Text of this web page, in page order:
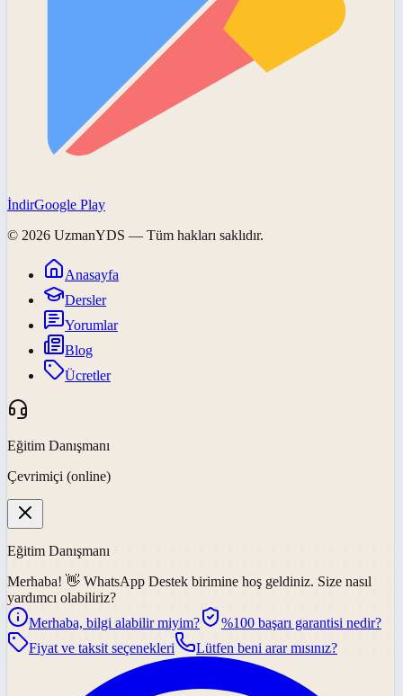
İndirGoogle Play
© 2026 UzmanYDS — Tüm hakları saklıdır.
Anasayfa
Dersler
Yorumlar
Blog
Ücretler
Eğitim Danışmanı
Çevrimiçi (online)
Eğitim Danışmanı
Merhaba! 👋 WhatsApp Destek birimine hoş geldiniz. Size nasıl
yardımcı olabiliriz?
Merhaba, bilgi alabilir miyim?
%100 başarı garantisi nedir?
Fiyat ve taksit seçenekleri
Lütfen beni arar mısınız?